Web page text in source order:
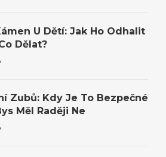
U Dětí: Jak Ho Odhalit
Dělat?
Zubů: Kdy Je To Bezpečné
Měl Raději Ne